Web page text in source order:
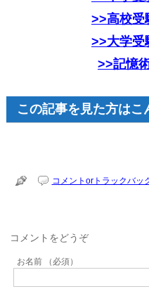
>>高校受
>>大学受
>>記憶
この記事を見た方は
コメントorトラックバッ
コメントをどうぞ
お名前 （必須）